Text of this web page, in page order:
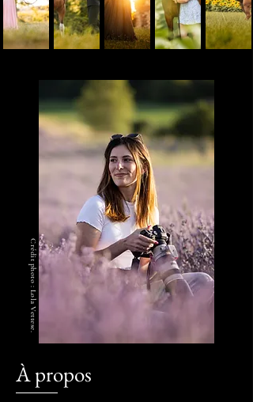
Crédit photo : Lola Vettese.
À propos